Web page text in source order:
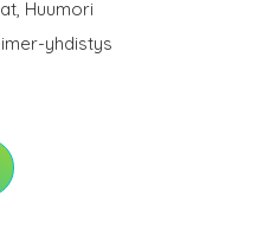
, Huumori
yhdistys